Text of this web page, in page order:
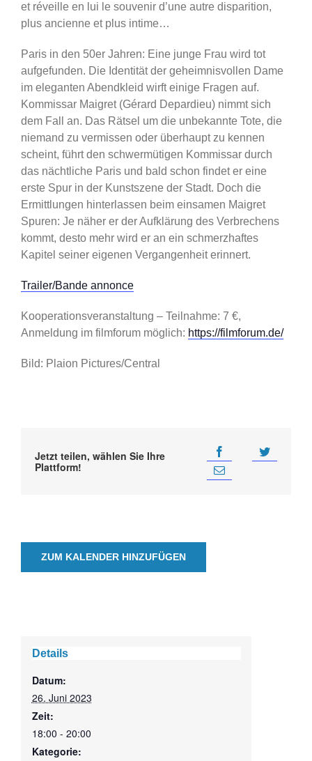
et réveille en lui le souvenir d’une autre disparition,
plus ancienne et plus intime…
Paris in den 50er Jahren: Eine junge Frau wird tot
aufgefunden. Die Identität der geheimnisvollen Dame
im eleganten Abendkleid wirft einige Fragen auf.
Kommissar Maigret (Gérard Depardieu) nimmt sich
dem Fall an. Das Rätsel um die unbekannte Tote, die
niemand zu vermissen oder überhaupt zu kennen
scheint, führt den schwermütigen Kommissar durch
das nächtliche Paris und bald schon findet er eine
erste Spur in der Kunstszene der Stadt. Doch die
Ermittlungen hinterlassen beim einsamen Maigret
Spuren: Je näher er der Aufklärung des Verbrechens
kommt, desto mehr wird er an ein schmerzhaftes
Kapitel seiner eigenen Vergangenheit erinnert.
Trailer/Bande annonce
Kooperationsveranstaltung – Teilnahme: 7 €,
Anmeldung im filmforum möglich: https://filmforum.de/
Bild: Plaion Pictures/Central
Jetzt teilen, wählen Sie Ihre
Plattform!
ZUM KALENDER HINZUFÜGEN
Details
Datum:
26. Juni 2023
Zeit:
18:00 - 20:00
Kategorie: